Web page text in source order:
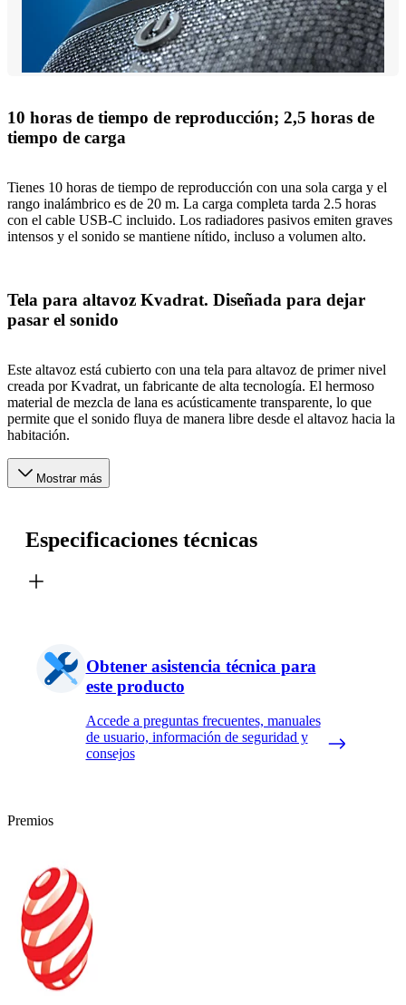
10 horas de tiempo de reproducción; 2,5 horas de
tiempo de carga
Tienes 10 horas de tiempo de reproducción con una sola carga y el
rango inalámbrico es de 20 m. La carga completa tarda 2.5 horas
con el cable USB-C incluido. Los radiadores pasivos emiten graves
intensos y el sonido se mantiene nítido, incluso a volumen alto.
Tela para altavoz Kvadrat. Diseñada para dejar
pasar el sonido
Este altavoz está cubierto con una tela para altavoz de primer nivel
creada por Kvadrat, un fabricante de alta tecnología. El hermoso
material de mezcla de lana es acústicamente transparente, lo que
permite que el sonido fluya de manera libre desde el altavoz hacia la
habitación.
Mostrar más
Especificaciones técnicas
Obtener asistencia técnica para
este producto
Accede a preguntas frecuentes, manuales
de usuario, información de seguridad y
consejos
Premios